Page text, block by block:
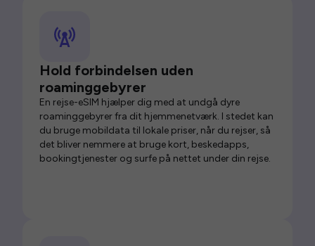
Hold forbindelsen uden
roaminggebyrer
En rejse-eSIM hjælper dig med at undgå dyre
roaminggebyrer fra dit hjemmenetværk. I stedet kan
du bruge mobildata til lokale priser, når du rejser, så
det bliver nemmere at bruge kort, beskedapps,
bookingtjenester og surfe på nettet under din rejse.